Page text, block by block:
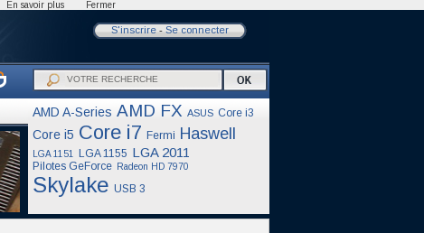
S'inscrire- Se connecter
AMD A-Series AMD FX ASUS Core i3
Core i5 Core i7 Fermi Haswell
LGA 1151 LGA 1155 LGA 2011
Pilotes GeForce Radeon HD 7970
Skylake USB 3
En savoir plus Fermer